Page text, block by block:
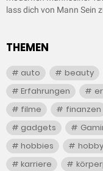
lass dich von Mann Sein
THEMEN
auto beauty
Erfahrungen
filme
finanzen
gadgets
hobbies
hobby
karriere